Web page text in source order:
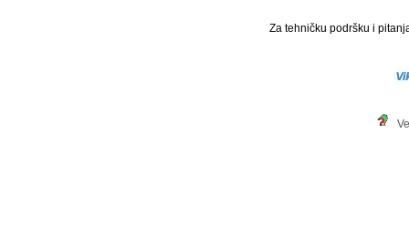
Za tehničku podršku i